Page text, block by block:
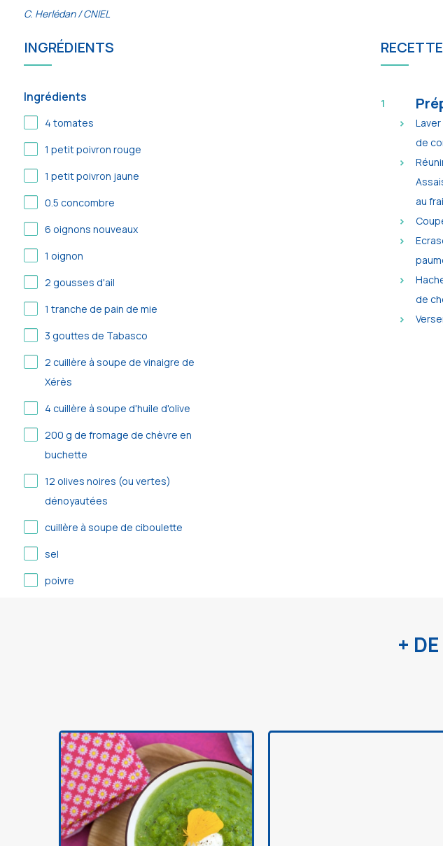
C. Herlédan / CNIEL
INGRÉDIENTS
Ingrédients
4 tomates
1 petit poivron rouge
1 petit poivron jaune
0.5 concombre
6 oignons nouveaux
1 oignon
2 gousses d'ail
1 tranche de pain de mie
3 gouttes de Tabasco
2 cuillère à soupe de vinaigre de
Xérès
4 cuillère à soupe d'huile d'olive
200 g de fromage de chèvre en
buchette
12 olives noires (ou vertes)
dénoyautées
cuillère à soupe de ciboulette
sel
poivre
RECETTE
de
au
de
+